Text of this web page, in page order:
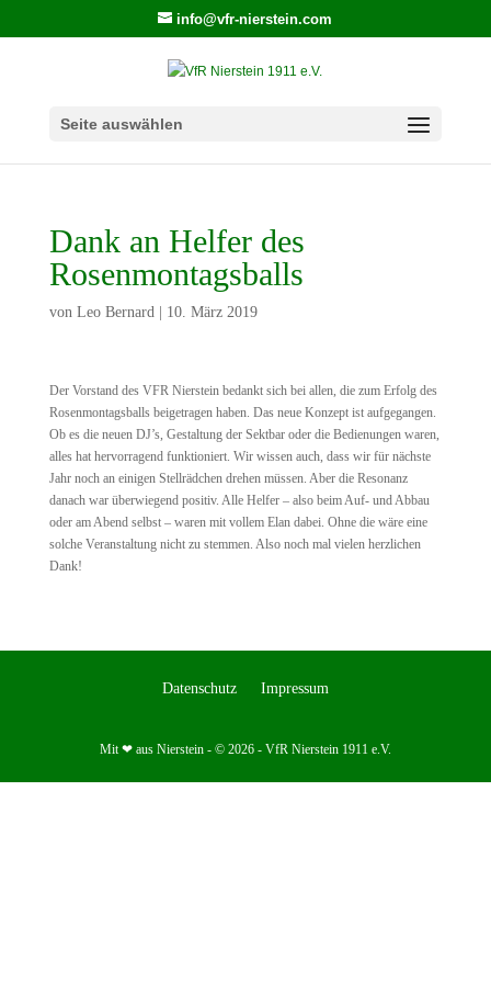
info@vfr-nierstein.com
Seite auswählen
Dank an Helfer des
Rosenmontagsballs
von Leo Bernard| 10. März 2019
Der Vorstand des VFR Nierstein bedankt sich bei allen, die zum Erfolg des
Rosenmontagsballs beigetragen haben. Das neue Konzept ist aufgegangen.
Ob es die neuen DJ’s, Gestaltung der Sektbar oder die Bedienungen waren,
alles hat hervorragend funktioniert. Wir wissen auch, dass wir für nächste
Jahr noch an einigen Stellrädchen drehen müssen. Aber die Resonanz
danach war überwiegend positiv. Alle Helfer – also beim Auf- und Abbau
oder am Abend selbst – waren mit vollem Elan dabei. Ohne die wäre eine
solche Veranstaltung nicht zu stemmen. Also noch mal vielen herzlichen
Dank!
Datenschutz Impressum
Mit ❤ aus Nierstein - © 2026 - VfR Nierstein 1911 e.V.